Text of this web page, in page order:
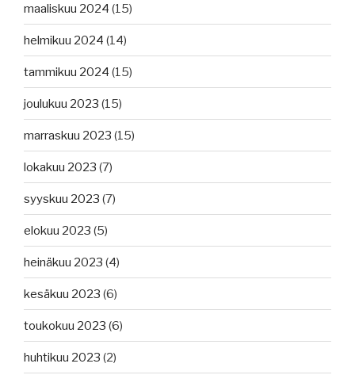
maaliskuu 2024 (15)
helmikuu 2024 (14)
tammikuu 2024 (15)
joulukuu 2023 (15)
marraskuu 2023 (15)
lokakuu 2023 (7)
syyskuu 2023 (7)
elokuu 2023 (5)
heinäkuu 2023 (4)
kesäkuu 2023 (6)
toukokuu 2023 (6)
huhtikuu 2023 (2)